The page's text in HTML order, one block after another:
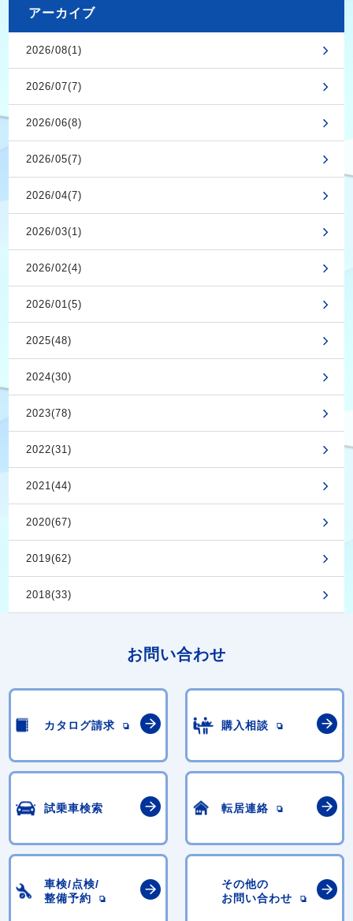
アーカイブ
2026/08(1)
2026/07(7)
2026/06(8)
2026/05(7)
2026/04(7)
2026/03(1)
2026/02(4)
2026/01(5)
2025(48)
2024(30)
2023(78)
2022(31)
2021(44)
2020(67)
2019(62)
2018(33)
お問い合わせ
カタログ請求 購入相談
試乗車検索 転居連絡
車検/点検/
整備予約
その他の
お問い合わせ